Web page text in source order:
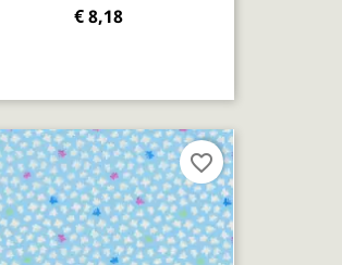
€ 8,18
favorite_border